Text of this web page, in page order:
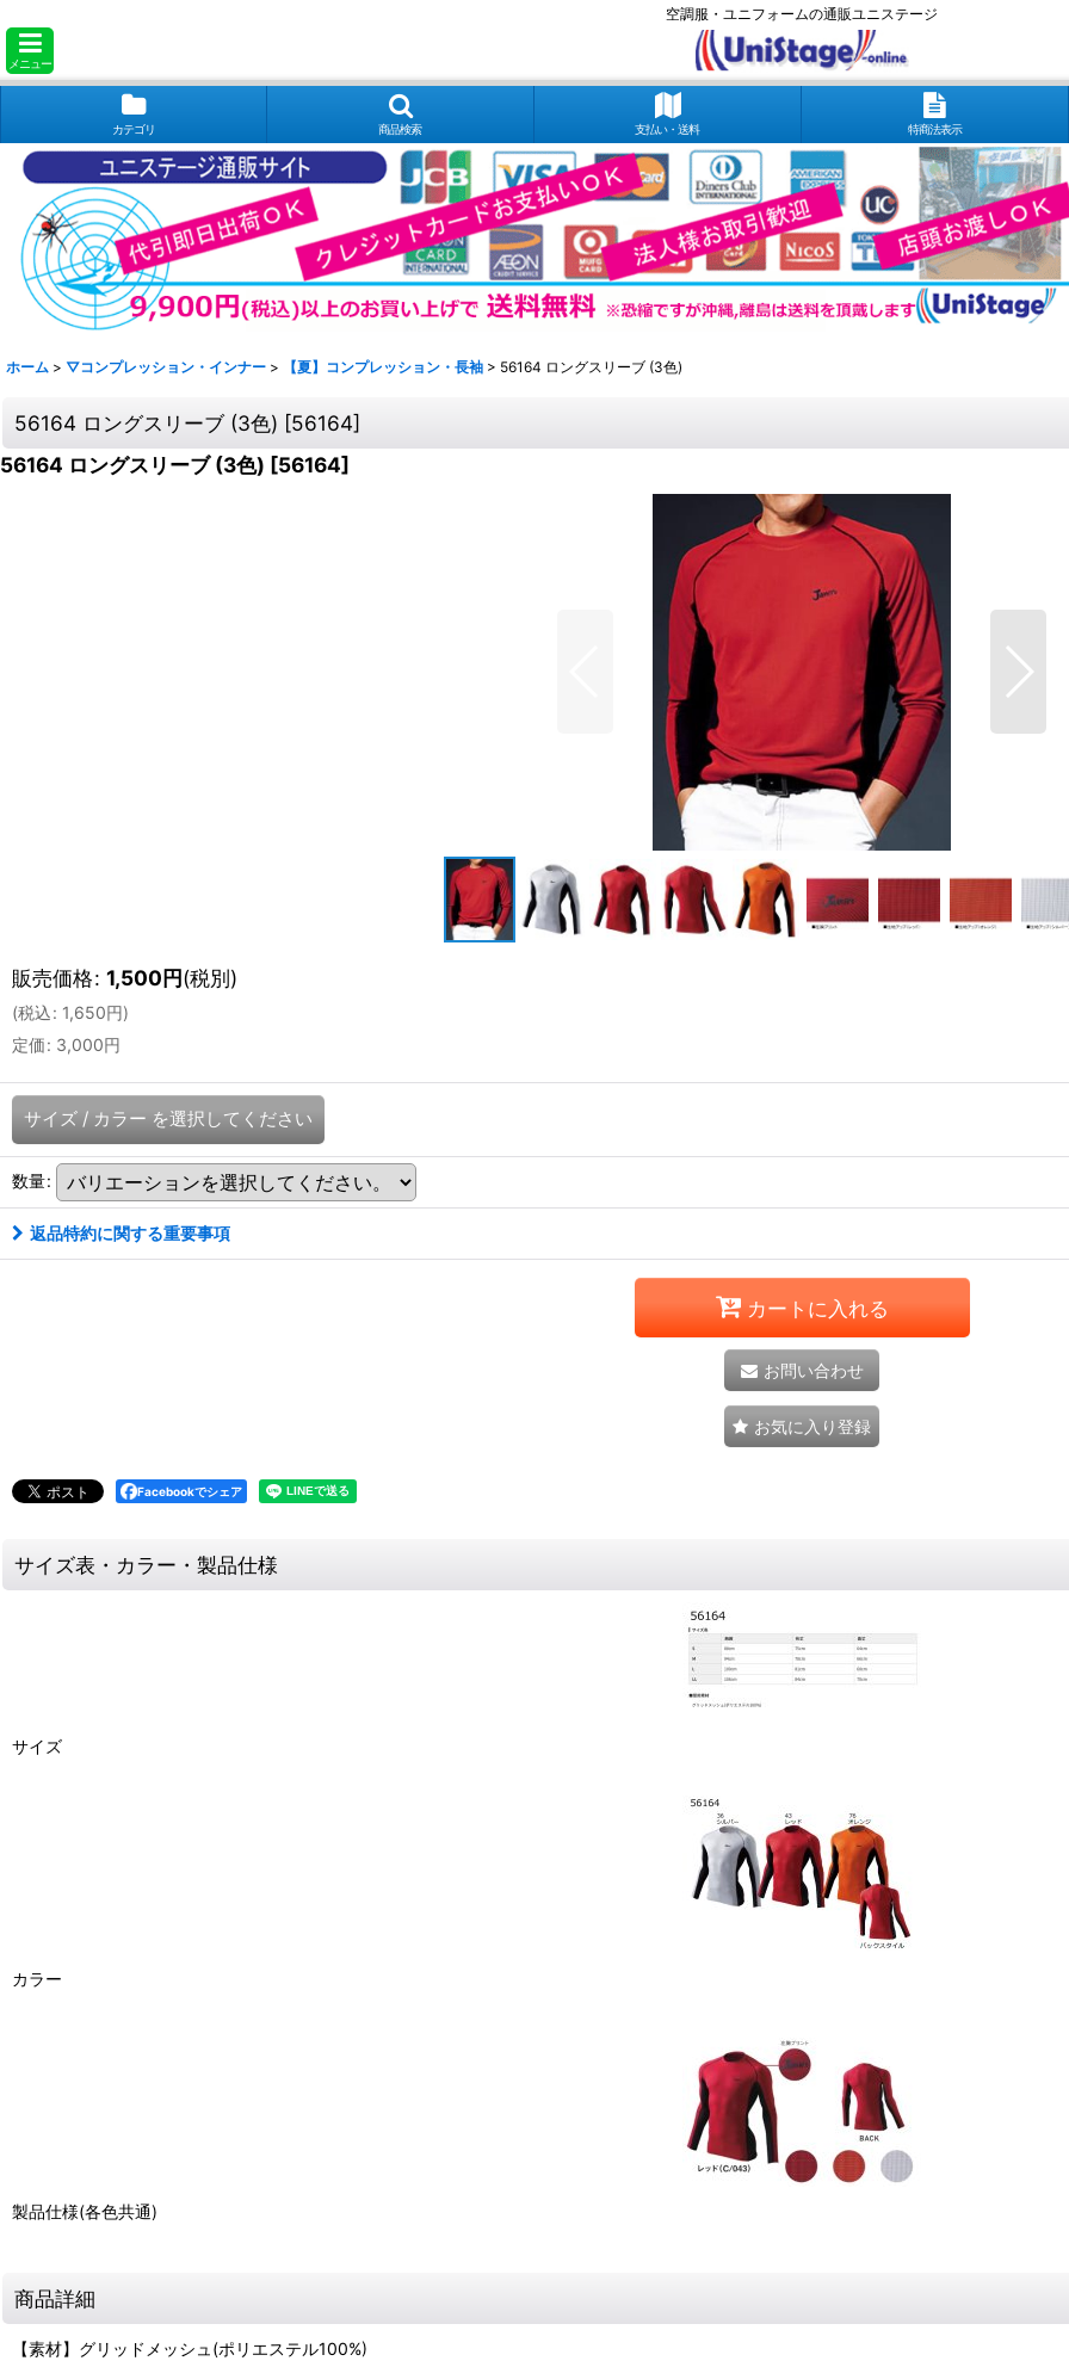
空調服・ユニフォームの通販ユニステージ
メニュー
カテゴリ 商品検索 支払い・送料 特商法表示
ホーム > ▽コンプレッション・インナー > 【夏】コンプレッション・長袖 > 56164 ロングスリーブ (3色)
56164 ロングスリーブ (3色) [56164]
56164 ロングスリーブ (3色) [56164]
販売価格: 1,500円(税別)
(税込: 1,650円)
定価: 3,000円
サイズ / カラー を選択してください
数量:
返品特約に関する重要事項
カートに入れる
お問い合わせ
お気に入り登録
Facebookでシェア
サイズ表・カラー・製品仕様
サイズ
カラー
製品仕様(各色共通)
商品詳細
【素材】グリッドメッシュ(ポリエステル100%)